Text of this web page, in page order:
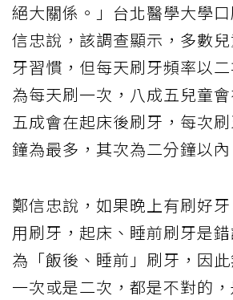
絕大關係。」台北醫學大學
信忠說，該調查顯示，多數
牙習慣，但每天刷牙頻率以
為每天刷一次，八成五兒童會
五成會在起床後刷牙，每次
鐘為最多，其次為二分鐘以內
鄭信忠說，如果晚上有刷好
用刷牙，起床、睡前刷牙是
為「飯後、睡前」刷牙，因
一次或是二次，都是不對的